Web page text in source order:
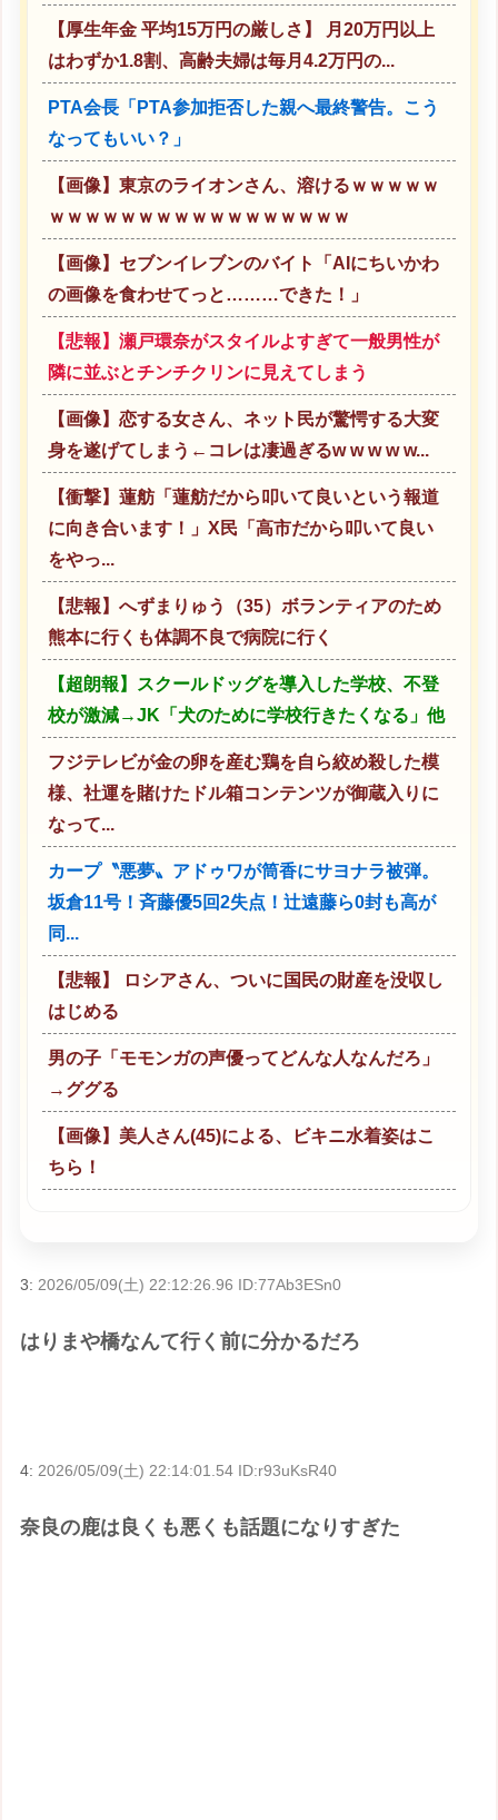
【厚生年金 平均15万円の厳しさ】 月20万円以上
はわずか1.8割、高齢夫婦は毎月4.2万円の...
PTA会長「PTA参加拒否した親へ最終警告。こう
なってもいい？」
【画像】東京のライオンさん、溶けるｗｗｗｗｗ
ｗｗｗｗｗｗｗｗｗｗｗｗｗｗｗｗｗ
【画像】セブンイレブンのバイト「AIにちいかわ
の画像を食わせてっと………できた！」
【悲報】瀬戸環奈がスタイルよすぎて一般男性が
隣に並ぶとチンチクリンに見えてしまう
【画像】恋する女さん、ネット民が驚愕する大変
身を遂げてしまう←コレは凄過ぎるw w w w w...
【衝撃】蓮舫「蓮舫だから叩いて良いという報道
に向き合います！」X民「高市だから叩いて良い
をやっ...
【悲報】へずまりゅう（35）ボランティアのため
熊本に行くも体調不良で病院に行く
【超朗報】スクールドッグを導入した学校、不登
校が激減→JK「犬のために学校行きたくなる」他
フジテレビが金の卵を産む鶏を自ら絞め殺した模
様、社運を賭けたドル箱コンテンツが御蔵入りに
なって...
カープ〝悪夢〟アドゥワが筒香にサヨナラ被弾。
坂倉11号！斉藤優5回2失点！辻遠藤ら0封も高が
同...
【悲報】 ロシアさん、ついに国民の財産を没収し
はじめる
男の子「モモンガの声優ってどんな人なんだろ」
→ググる
【画像】美人さん(45)による、ビキニ水着姿はこ
ちら！
3: 2026/05/09(土) 22:12:26.96 ID:77Ab3ESn0
はりまや橋なんて行く前に分かるだろ
4: 2026/05/09(土) 22:14:01.54 ID:r93uKsR40
奈良の鹿は良くも悪くも話題になりすぎた